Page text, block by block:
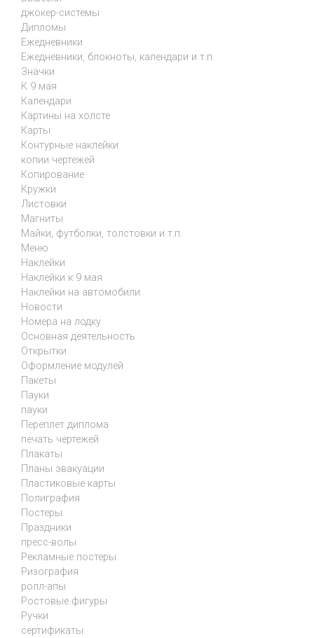
джокер-системы
Дипломы
Ежедневники
Ежедневники, блокноты, календари и т.п.
Значки
К 9 мая
Календари
Картины на холсте
Карты
Контурные наклейки
копии чертежей
Копирование
Кружки
Листовки
Магниты
Майки, футболки, толстовки и т.п.
Меню
Наклейки
Наклейки к 9 мая
Наклейки на автомобили
Новости
Номера на лодку
Основная деятельность
Открытки
Оформление модулей
Пакеты
Пауки
пауки
Переплет диплома
печать чертежей
Плакаты
Планы эвакуации
Пластиковые карты
Полиграфия
Постеры
Праздники
пресс-волы
Рекламные постеры
Ризография
ролл-апы
Ростовые фигуры
Ручки
сертификаты